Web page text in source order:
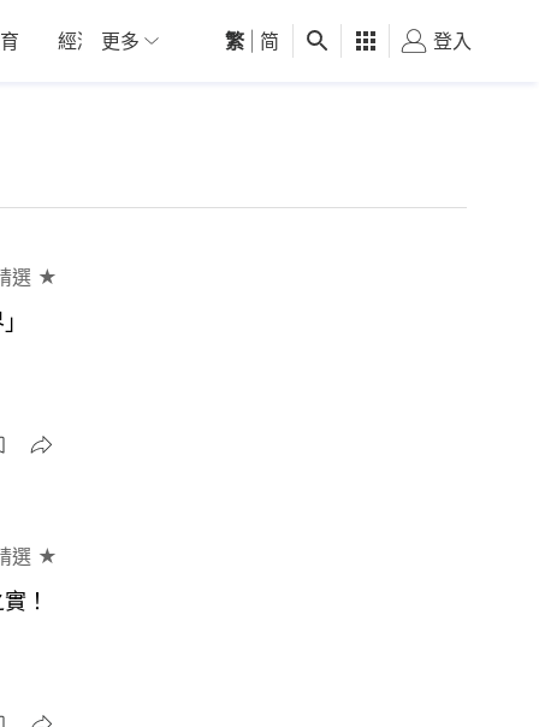
經濟 01深圳 觀點 健康 好食玩飛
更多 繁 简 登入
選 ★
選 ★
！